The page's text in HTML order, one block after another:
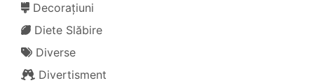
Decorațiuni
Diete Slăbire
Diverse
Divertisment